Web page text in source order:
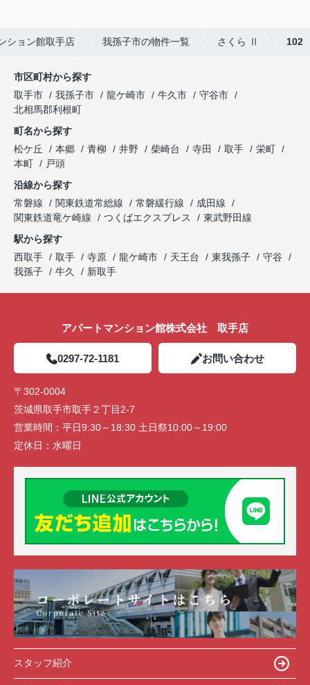
ション館取手店 我孫子市の物件一覧 さくら Ⅱ 102
市区町村から探す
取手市
我孫子市 龍ケ崎市 牛久市
守谷市
北相馬郡利根町
町名から探す
松ケ丘
本郷 青柳 井野 柴崎台 寺田 取手
栄町
本町
戸頭
沿線から探す
常磐線
関東鉄道常総線 常磐緩行線
成田線
関東鉄道竜ケ崎線
つくばエクスプレス
東武野田線
駅から探す
西取手
取手 寺原 龍ケ崎市 天王台 東我孫子
守谷
我孫子
牛久 新取手
アパートマンション館株式会社 取手店
0297-72-1181 お問い合わせ
〒302-0004
茨城県取手市取手２丁目2-7
営業時間： 平日9:30～18:30 土日祭10:00～19:00
定休日： 水曜日
スタッフ紹介